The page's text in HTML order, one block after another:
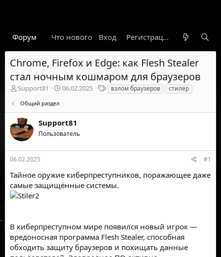
Форум Что нового Гарант Новости
Вход Регистрация
Chrome, Firefox и Edge: как Flesh Stealer
стал ночным кошмаром для браузеров
А
о
р
т
е
м
ы
Support81
Д
а
н
а
а
06.02.2025
Т
е
и
взлом браузеров стилер
Общий раздел
Support81
Пользователь
06.02.2025 #1
Тайное оружие киберпреступников, поражающее даже
самые защищённые системы.
В киберпреступном мире появился новый игрок —
вредоносная программа Flesh Stealer, способная
обходить защиту браузеров и похищать данные